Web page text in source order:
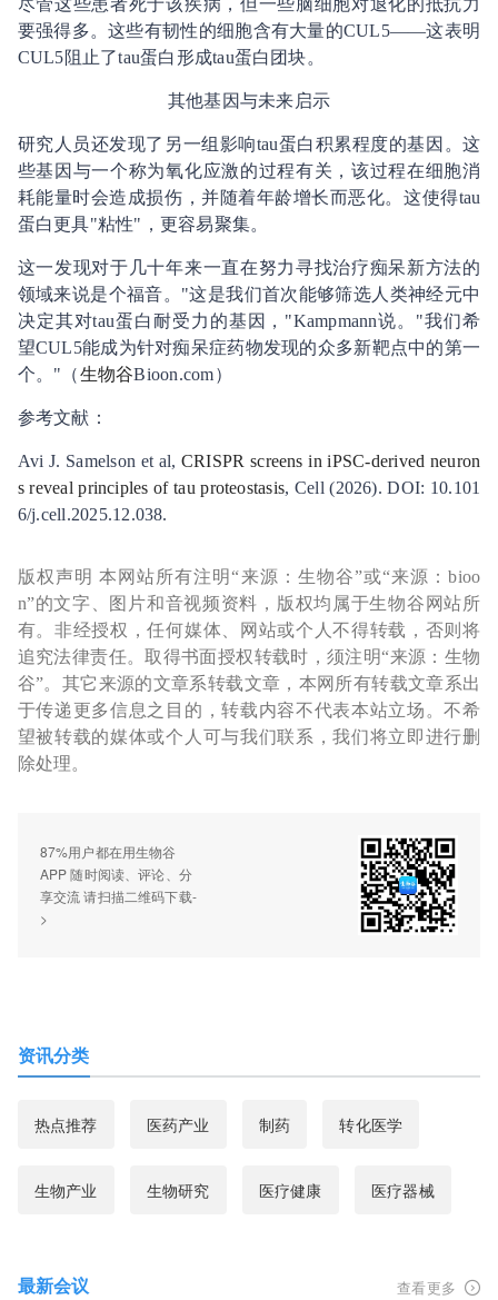
尽管这些患者死于该疾病，但一些脑细胞对退化的抵抗力
要强得多。这些有韧性的细胞含有大量的CUL5——这表明
CUL5阻止了tau蛋白形成tau蛋白团块。
其他基因与未来启示
研究人员还发现了另一组影响tau蛋白积累程度的基因。这
些基因与一个称为氧化应激的过程有关，该过程在细胞消
耗能量时会造成损伤，并随着年龄增长而恶化。这使得tau
蛋白更具"粘性"，更容易聚集。
这一发现对于几十年来一直在努力寻找治疗痴呆新方法的
领域来说是个福音。"这是我们首次能够筛选人类神经元中
决定其对tau蛋白耐受力的基因，"Kampmann说。"我们希
望CUL5能成为针对痴呆症药物发现的众多新靶点中的第一
个。"（生物谷Bioon.com）
参考文献：
Avi J. Samelson et al, CRISPR screens in iPSC-derived neuron
s reveal principles of tau proteostasis, Cell (2026). DOI: 10.101
6/j.cell.2025.12.038.
版权声明 本网站所有注明“来源：生物谷”或“来源：bioo
n”的文字、图片和音视频资料，版权均属于生物谷网站所
有。非经授权，任何媒体、网站或个人不得转载，否则将
追究法律责任。取得书面授权转载时，须注明“来源：生物
谷”。其它来源的文章系转载文章，本网所有转载文章系出
于传递更多信息之目的，转载内容不代表本站立场。不希
望被转载的媒体或个人可与我们联系，我们将立即进行删
除处理。
87%用户都在用生物谷
APP 随时阅读、评论、分
享交流 请扫描二维码下载-
>
资讯分类
热点推荐 医药产业 制药 转化医学
生物产业 生物研究 医疗健康 医疗器械
最新会议 查看更多